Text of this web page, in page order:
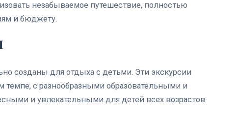
незабываемое путешествие, полностью
и бюджету.
созданы для отдыха с детьми. Эти экскурсии
темпе, с разнообразными образовательными и
и увлекательными для детей всех возрастов.